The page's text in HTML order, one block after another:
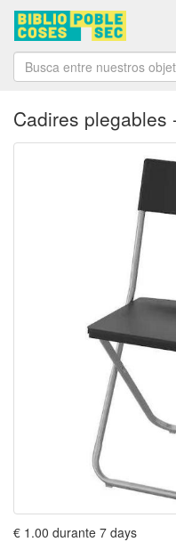
Cadires plegables
€ 1.00 durante 7 days